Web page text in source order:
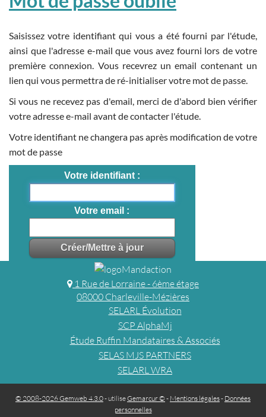
Saisissez votre identifiant qui vous a été fourni par l'étude,
ainsi que l'adresse e-mail que vous avez fourni lors de votre
première connexion. Vous recevrez un email contenant un
lien qui vous permettra de ré-initialiser votre mot de passe.
Si vous ne recevez pas d'email, merci de d'abord bien vérifier
votre adresse e-mail avant de contacter l'étude.
Votre identifiant ne changera pas après modification de votre
mot de passe
Votre identifiant
Votre email
1 Rue de Lorraine - 6ème étage
08000 Charleville-Mézières
SELARL Évolution
SCP AlphaMj
Étude Ruffin Mandataires & Associés
SELAS MJS PARTNERS
SELARL WRA
© 2008-2026 Gemweb 4.3.0- utiliseGemarcur © - Mentions légales- Données
personnelles